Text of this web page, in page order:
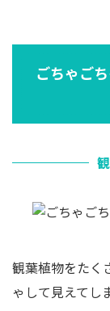
ごちゃご
観葉植物をたく
ゃして見えてし